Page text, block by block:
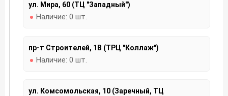
ул. Мира, 60 (ТЦ "Западный")
Наличие: 0 шт.
пр-т Строителей, 1В (ТРЦ "Коллаж")
Наличие: 0 шт.
ул. Комсомольская, 10 (Заречный, ТЦ